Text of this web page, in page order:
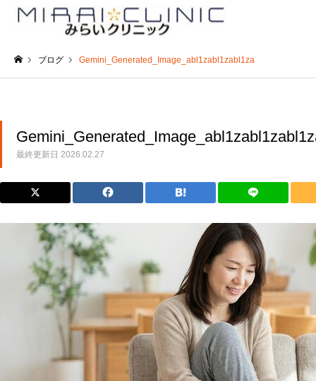
ブログ Gemini_Generated_Image_abl1zabl1zabl1za
最終更新日 2026.02.27